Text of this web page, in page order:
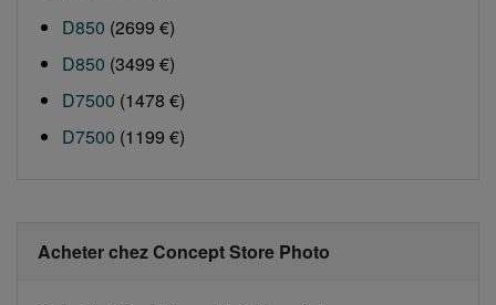
D850 (2699 €)
D850 (3499 €)
D7500 (1478 €)
D7500 (1199 €)
Acheter chez Concept Store Photo